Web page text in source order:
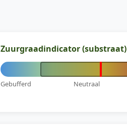
Zuurgraadindicator (substraat)
Gebufferd Neutraal